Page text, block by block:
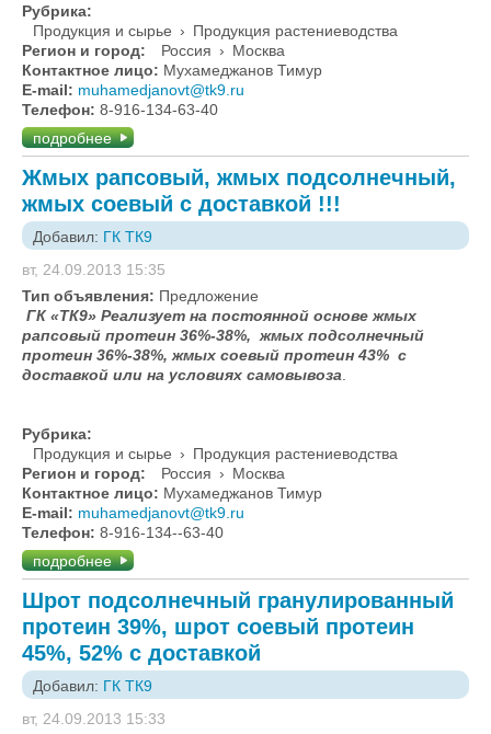
Рубрика:
Продукция и сырье › Продукция растениеводства
Регион и город:
Россия › Москва
Контактное лицо: Мухамеджанов Тимур
E-mail: muhamedjanovt@tk9.ru
Телефон: 8-916-134-63-40
подробнее
Жмых рапсовый, жмых подсолнечный,
жмых соевый с доставкой !!!
Добавил: ГК ТК9
вт, 24.09.2013 15:35
Тип объявления: Предложение
ГК «ТК9» Реализует на постоянной основе жмых
рапсовый протеин 36%-38%, жмых подсолнечный
протеин 36%-38%, жмых соевый протеин 43% с
доставкой или на условиях самовывоза
Рубрика:
Продукция и сырье › Продукция растениеводства
Регион и город:
Россия › Москва
Контактное лицо: Мухамеджанов Тимур
E-mail: muhamedjanovt@tk9.ru
Телефон: 8-916-134--63-40
подробнее
Шрот подсолнечный гранулированный
протеин 39%, шрот соевый протеин
45%, 52% с доставкой
Добавил: ГК ТК9
вт, 24.09.2013 15:33